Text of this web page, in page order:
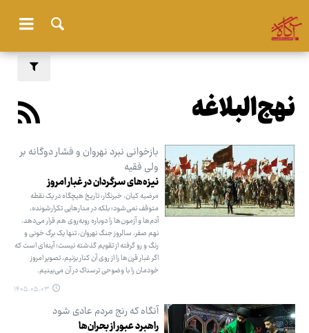
نهج‌البلاغه
بازخوانی نبرد نهروان و فشار دوگانه بر
ولی فقیه
نیزه‌های سرگردان در غبار امروز
مرضیه کیان، خبرنگار: تاریخ هیچگاه در یک نقطه
متوقف نمی‌شود؛ بلکه در مدارهایی تکرارشونده،
آدم‌ها و آزمون‌ها را دوباره روبه‌روی هم قرار می‌دهد.
نهم صفر، سالروز جنگ نهروان، تنها یک برگ خونی و
رنگ‌ و رو گرفته از تقویم گذشته نیست؛ آینه‌ای است که
اگر غبار قرن‌ها را از روی آن کنار بزنیم، تصویر امروز
خودمان را با وضوحی ترسناک در آن می‌بینیم.
۱۴۰۵.۰۵.۰۳
آنگاه که رنج مردم عادی شود
راهبرد عبور از بحران‌ها